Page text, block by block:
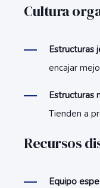
Cultura
Estructuras
encajar
Estructuras
Tienden a
Recursos
Equipo